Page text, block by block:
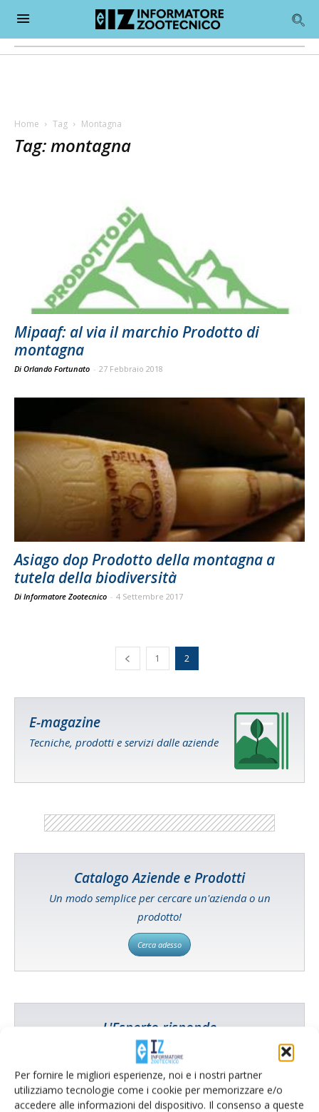
Per fornire le migliori esperienze, noi e i nostri partner
utilizziamo tecnologie come i cookie per memorizzare e/o
accedere alle informazioni del dispositivo. Il consenso a queste
Home Tag Montagna
Tag: montagna
Mipaaf: al via il marchio Prodotto di
montagna
Di Orlando Fortunato - 27 Febbraio 2018
Asiago dop Prodotto della montagna a
tutela della biodiversità
Di Informatore Zootecnico - 4 Settembre 2017
1 2
E-magazine
Tecniche, prodotti e servizi dalle aziende
Catalogo Aziende e Prodotti
Un modo semplice per cercare un'azienda o un
prodotto!
Cerca adesso
L'Esperto risponde
I consigli di Terra e Vita agli agricoltori
Cerca adesso